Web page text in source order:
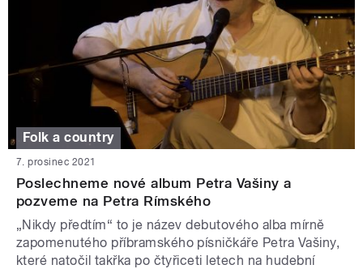
Folk a country
7. prosinec 2021
Poslechneme nové album Petra Vašiny a
pozveme na Petra Rímského
„Nikdy předtím“ to je název debutového alba mírně
zapomenutého příbramského písničkáře Petra Vašiny,
které natočil takřka po čtyřiceti letech na hudební